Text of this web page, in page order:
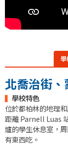
學
北喬治街
▍ 學校特色
位於都柏林的地理
距離 Parnell Luas
爐的學生休息室，
有東西吃。